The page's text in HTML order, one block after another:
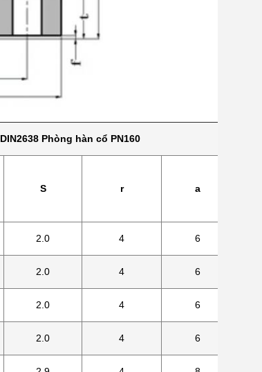
DIN2638 Phòng hàn cổ PN160
S r
a
2.0 4 6
2.0 4 6
2.0 4 6
2.0 4 6